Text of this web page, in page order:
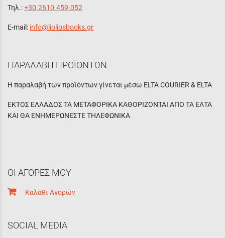
Τηλ.:+30.2610.459.052
E-mail: info@lioliosbooks.gr
ΠΑΡΑΛΑΒΗ ΠΡΟΪΟΝΤΩΝ
Η παραλαβή των προϊόντων γίνεται μέσω ELTA COURIER & ELTA
ΕΚΤΟΣ ΕΛΛΑΔΟΣ ΤΑ ΜΕΤΑΦΟΡΙΚΑ ΚΑΘΟΡΙΖΟΝΤΑΙ ΑΠΟ ΤΑ ΕΛΤΑ
ΚΑΙ ΘΑ ΕΝΗΜΕΡΩΝΕΣΤΕ ΤΗΛΕΦΩΝΙΚΑ
ΟΙ ΑΓΟΡΕΣ ΜΟΥ
Καλάθι Αγορών
SOCIAL MEDIA